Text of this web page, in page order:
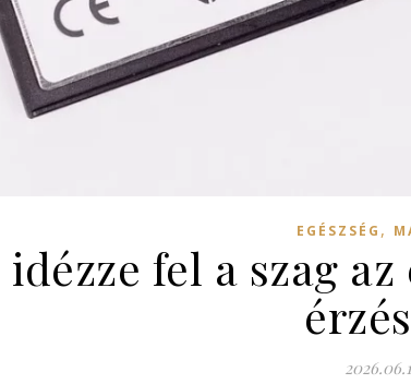
EGÉSZSÉG ,
fel a szag